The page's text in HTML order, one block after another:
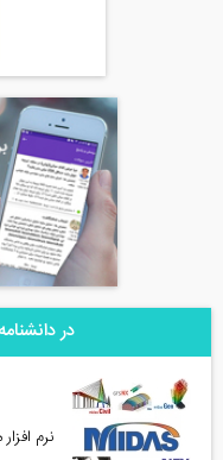
در دانشنامه 808 بیشتر بخوانید ...
نرم افزار مهندسی MIDAS